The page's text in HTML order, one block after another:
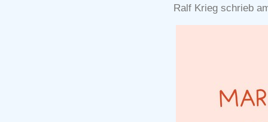
Ralf Krieg schrieb